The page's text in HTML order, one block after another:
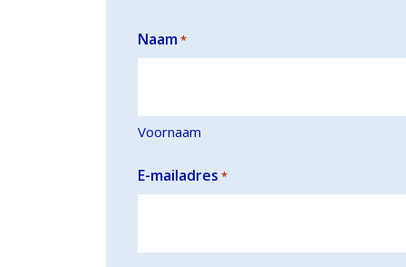
Naam*
Voornaam
E-mailadres *